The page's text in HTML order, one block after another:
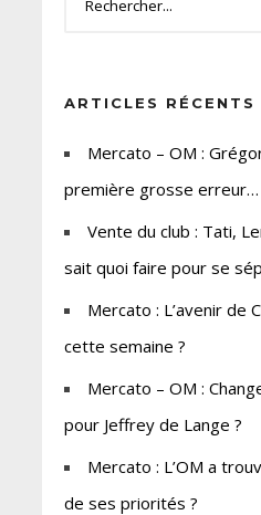
ARTICLES RÉCENTS
Mercato – OM :
première grosse erreur…
Vente du club : Tati,
sait quoi faire pour se
Mercato : L’avenir de
cette semaine ?
Mercato – OM :
pour Jeffrey de Lange ?
Mercato : L’OM a
de ses priorités ?